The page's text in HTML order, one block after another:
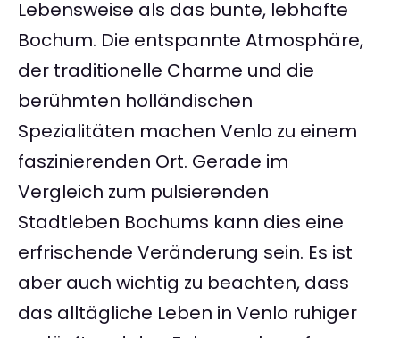
Lebensweise als das bunte, lebhafte
Bochum. Die entspannte Atmosphäre,
der traditionelle Charme und die
berühmten holländischen
Spezialitäten machen Venlo zu einem
faszinierenden Ort. Gerade im
Vergleich zum pulsierenden
Stadtleben Bochums kann dies eine
erfrischende Veränderung sein. Es ist
aber auch wichtig zu beachten, dass
das alltägliche Leben in Venlo ruhiger